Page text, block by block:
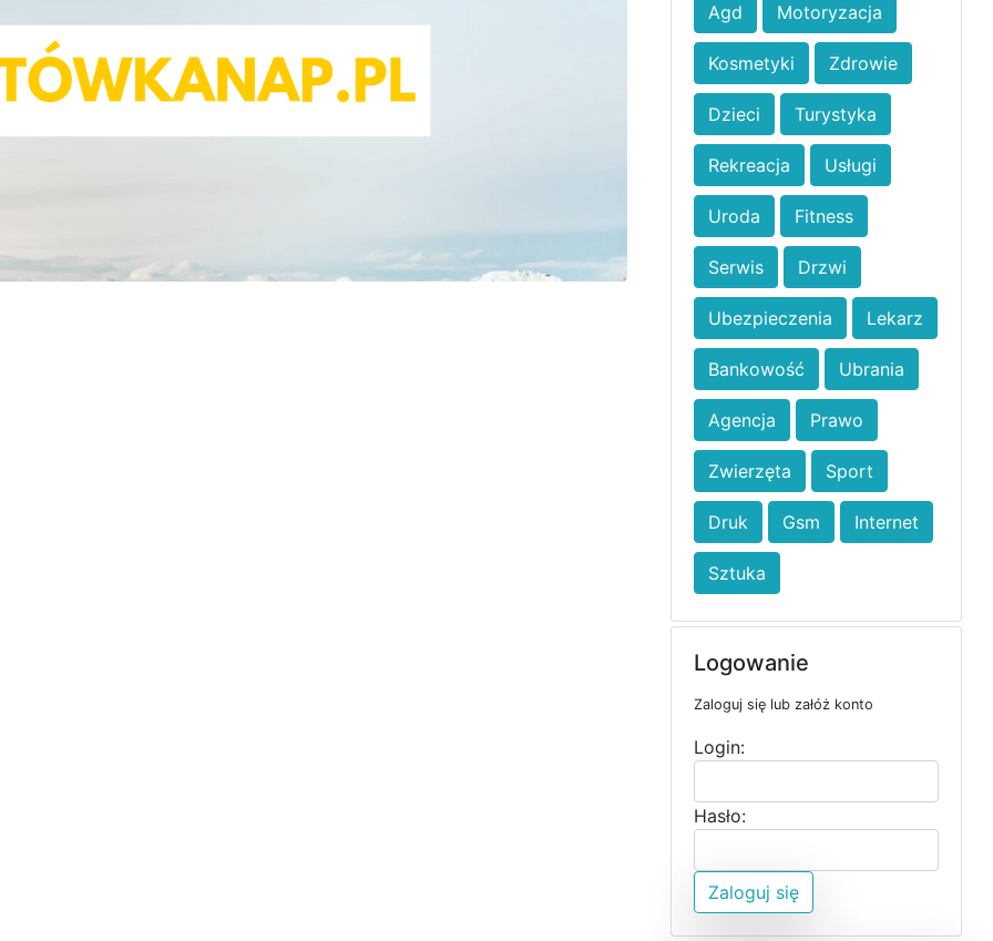
Agd Motoryzacja
Kosmetyki Zdrowie
Dzieci Turystyka
Rekreacja Usługi
Uroda Fitness
Serwis Drzwi
Ubezpieczenia Lekarz
Bankowość Ubrania
Agencja Prawo
Zwierzęta Sport
Druk Gsm Internet
Sztuka
Logowanie
Zaloguj się lub załóż konto
Login:
Hasło:
Zaloguj się